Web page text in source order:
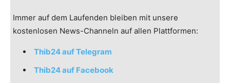
Immer auf dem Laufenden bleiben mit unsere
kostenlosen News-Channeln auf allen Plattformen:
Thib24 auf Telegram
Thib24 auf Facebook